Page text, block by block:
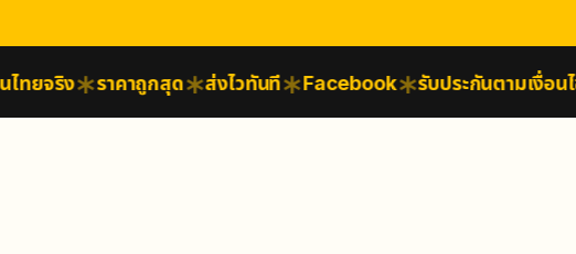
จริง ราคาถูกสุด ส่งไวทันที Facebook รับประกันตามเงื่อนไข